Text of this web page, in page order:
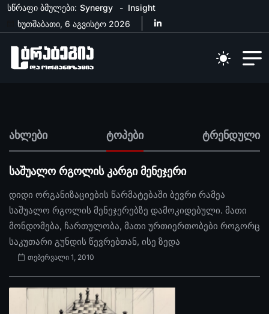
სწრაფი ბმულები: Synergy
Insight
ხუთშაბათი, 6 აგვისტო 2026
ახლები ტოპები ტრენდული
საშუალო რგოლის კარგი მენეჯერი
დიდი ორგანიზაციების წარმატებაში ბევრი რამეა
საშუალო რგოლის მენეჯერებზე დამოკიდებული. მათი
მონდომება, ჩართულობა, მათი ურთიერთობები როგორც
საკუთარი გუნდის წევრებთან, ისე ზედა
თებერვალი 1, 2010